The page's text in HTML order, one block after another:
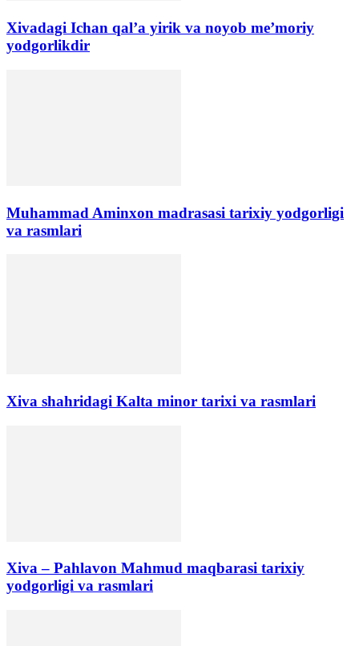
Xivadagi Ichan qal’a yirik va noyob me’moriy
yodgorlikdir
​Muhammad Aminxon madrasasi tarixiy yodgorligi
va rasmlari
Xiva shahridagi Kalta minor tarixi va rasmlari
Xiva – Pahlavon Mahmud maqbarasi tarixiy
yodgorligi va rasmlari